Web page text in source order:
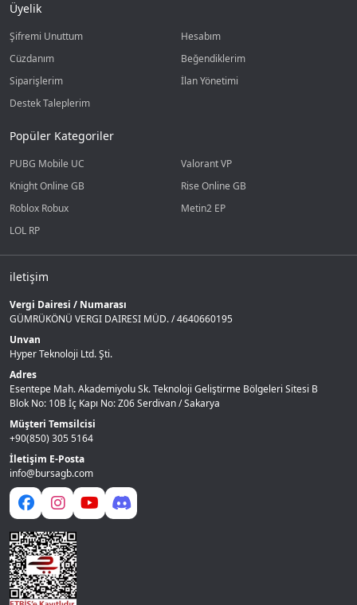
Üyelik
Şifremi Unuttum
Hesabım
Cüzdanım
Beğendiklerim
Siparişlerim
İlan Yönetimi
Destek Taleplerim
Popüler Kategoriler
PUBG Mobile UC
Valorant VP
Knight Online GB
Rise Online GB
Roblox Robux
Metin2 EP
LOL RP
iletişim
Vergi Dairesi / Numarası
GÜMRÜKÖNÜ VERGI DAIRESI MÜD. / 4640660195
Unvan
Hyper Teknoloji Ltd. Şti.
Adres
Esentepe Mah. Akademiyolu Sk. Teknoloji Geliştirme Bölgeleri Sitesi B
Blok No: 10B İç Kapı No: Z06 Serdivan / Sakarya
Müşteri Temsilcisi
+90(850) 305 5164
İletişim E-Posta
info@bursagb.com